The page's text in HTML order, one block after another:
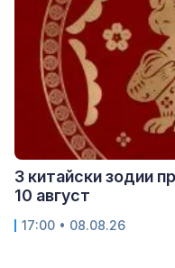
3 китайски зодии
10 август
17:00 • 08.08.26